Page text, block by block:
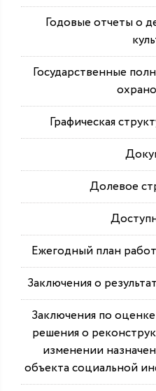
Годовые отчеты о
Государственные
Графическая
Долевое
Ежегодный план
Заключения о
Заключения по
решения о
изменении
объекта социальной